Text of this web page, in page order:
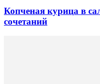
Копченая курица в
сочетаний